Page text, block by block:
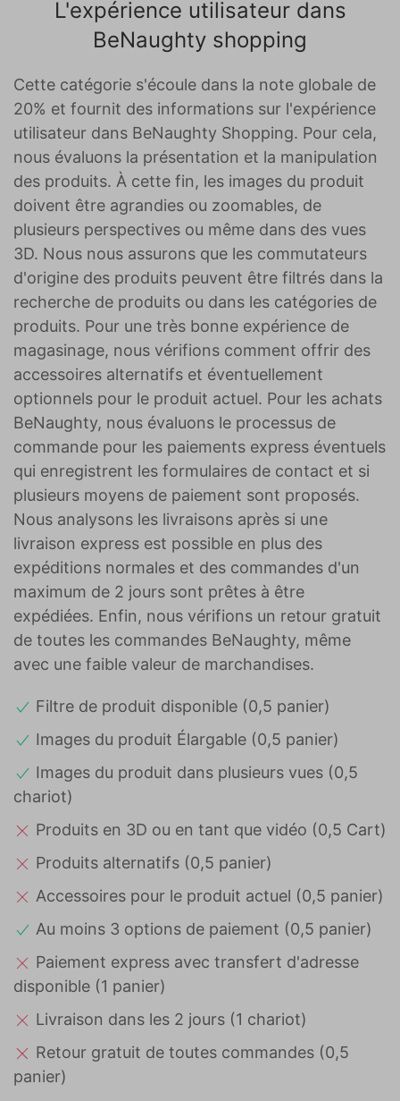
L'expérience utilisateur dans
BeNaughty shopping
Cette catégorie s'écoule dans la note globale de
20% et fournit des informations sur l'expérience
utilisateur dans BeNaughty Shopping. Pour cela,
nous évaluons la présentation et la manipulation
des produits. À cette fin, les images du produit
doivent être agrandies ou zoomables, de
plusieurs perspectives ou même dans des vues
3D. Nous nous assurons que les commutateurs
d'origine des produits peuvent être filtrés dans la
recherche de produits ou dans les catégories de
produits. Pour une très bonne expérience de
magasinage, nous vérifions comment offrir des
accessoires alternatifs et éventuellement
optionnels pour le produit actuel. Pour les achats
BeNaughty, nous évaluons le processus de
commande pour les paiements express éventuels
qui enregistrent les formulaires de contact et si
plusieurs moyens de paiement sont proposés.
Nous analysons les livraisons après si une
livraison express est possible en plus des
expéditions normales et des commandes d'un
maximum de 2 jours sont prêtes à être
expédiées. Enfin, nous vérifions un retour gratuit
de toutes les commandes BeNaughty, même
avec une faible valeur de marchandises.
Filtre de produit disponible (0,5 panier)
Images du produit Élargable (0,5 panier)
Images du produit dans plusieurs vues (0,5
chariot)
Produits en 3D ou en tant que vidéo (0,5 Cart)
Produits alternatifs (0,5 panier)
Accessoires pour le produit actuel (0,5 panier)
Au moins 3 options de paiement (0,5 panier)
Paiement express avec transfert d'adresse
disponible (1 panier)
Livraison dans les 2 jours (1 chariot)
Retour gratuit de toutes commandes (0,5
panier)